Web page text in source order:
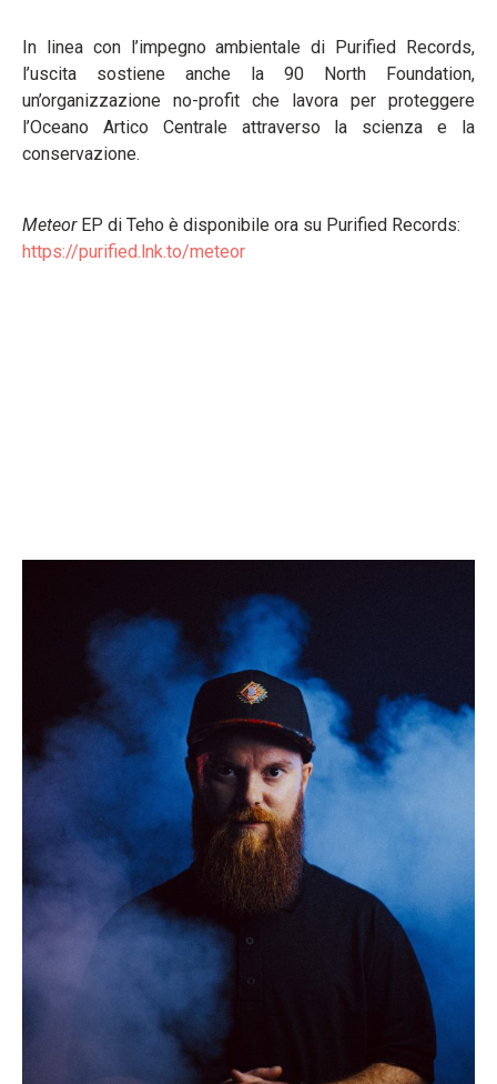
In linea con l’impegno ambientale di Purified Records,
l’uscita sostiene anche la 90 North Foundation,
un’organizzazione no-profit che lavora per proteggere
l’Oceano Artico Centrale attraverso la scienza e la
conservazione.
MeteorEP di Teho è disponibile ora su Purified Records:
https://purified.lnk.to/meteor